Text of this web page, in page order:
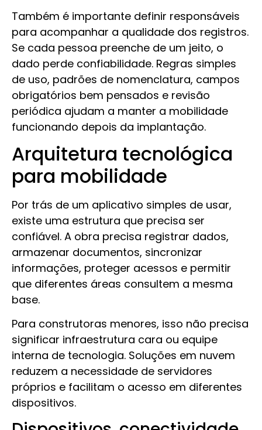
Também é importante definir responsáveis
para acompanhar a qualidade dos registros.
Se cada pessoa preenche de um jeito, o
dado perde confiabilidade. Regras simples
de uso, padrões de nomenclatura, campos
obrigatórios bem pensados e revisão
periódica ajudam a manter a mobilidade
funcionando depois da implantação.
Arquitetura tecnológica
para mobilidade
Por trás de um aplicativo simples de usar,
existe uma estrutura que precisa ser
confiável. A obra precisa registrar dados,
armazenar documentos, sincronizar
informações, proteger acessos e permitir
que diferentes áreas consultem a mesma
base.
Para construtoras menores, isso não precisa
significar infraestrutura cara ou equipe
interna de tecnologia. Soluções em nuvem
reduzem a necessidade de servidores
próprios e facilitam o acesso em diferentes
dispositivos.